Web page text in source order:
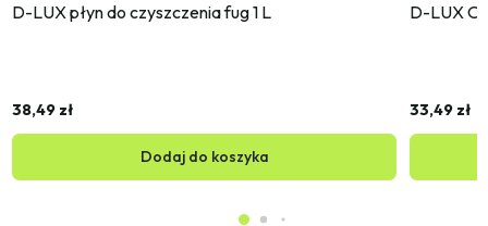
D-LUX płyn do czyszczenia fug 1 L
38,49 zł
Dodaj do koszyka
D-LUX
33,49 zł